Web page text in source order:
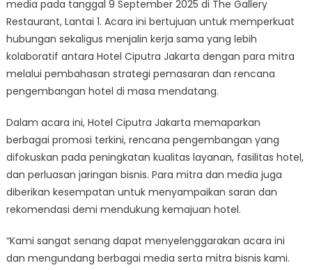
media pada tanggal 9 September 2025 di The Gallery
Restaurant, Lantai 1. Acara ini bertujuan untuk memperkuat
hubungan sekaligus menjalin kerja sama yang lebih
kolaboratif antara Hotel Ciputra Jakarta dengan para mitra
melalui pembahasan strategi pemasaran dan rencana
pengembangan hotel di masa mendatang.
Dalam acara ini, Hotel Ciputra Jakarta memaparkan
berbagai promosi terkini, rencana pengembangan yang
difokuskan pada peningkatan kualitas layanan, fasilitas hotel,
dan perluasan jaringan bisnis. Para mitra dan media juga
diberikan kesempatan untuk menyampaikan saran dan
rekomendasi demi mendukung kemajuan hotel.
“Kami sangat senang dapat menyelenggarakan acara ini
dan mengundang berbagai media serta mitra bisnis kami.